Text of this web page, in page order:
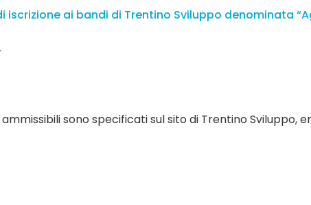
ai bandi di Trentino Sviluppo denominata
sono specificati sul sito di Trentino Sviluppo,